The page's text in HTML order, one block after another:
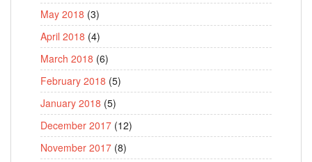
May 2018 (3)
April 2018 (4)
March 2018 (6)
February 2018 (5)
January 2018 (5)
December 2017 (12)
November 2017 (8)